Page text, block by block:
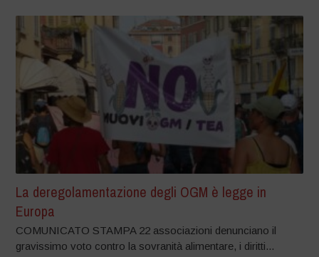
La deregolamentazione degli OGM è legge in
Europa
COMUNICATO STAMPA 22 associazioni denunciano il
gravissimo voto contro la sovranità alimentare, i diritti...